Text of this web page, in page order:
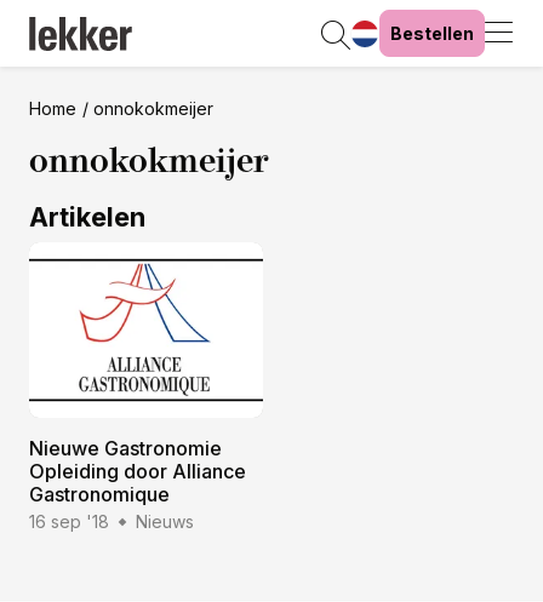
Bestellen
Home onnokokmeijer
onnokokmeijer
Artikelen
Nieuwe Gastronomie
Opleiding door Alliance
Gastronomique
16 sep '18 Nieuws